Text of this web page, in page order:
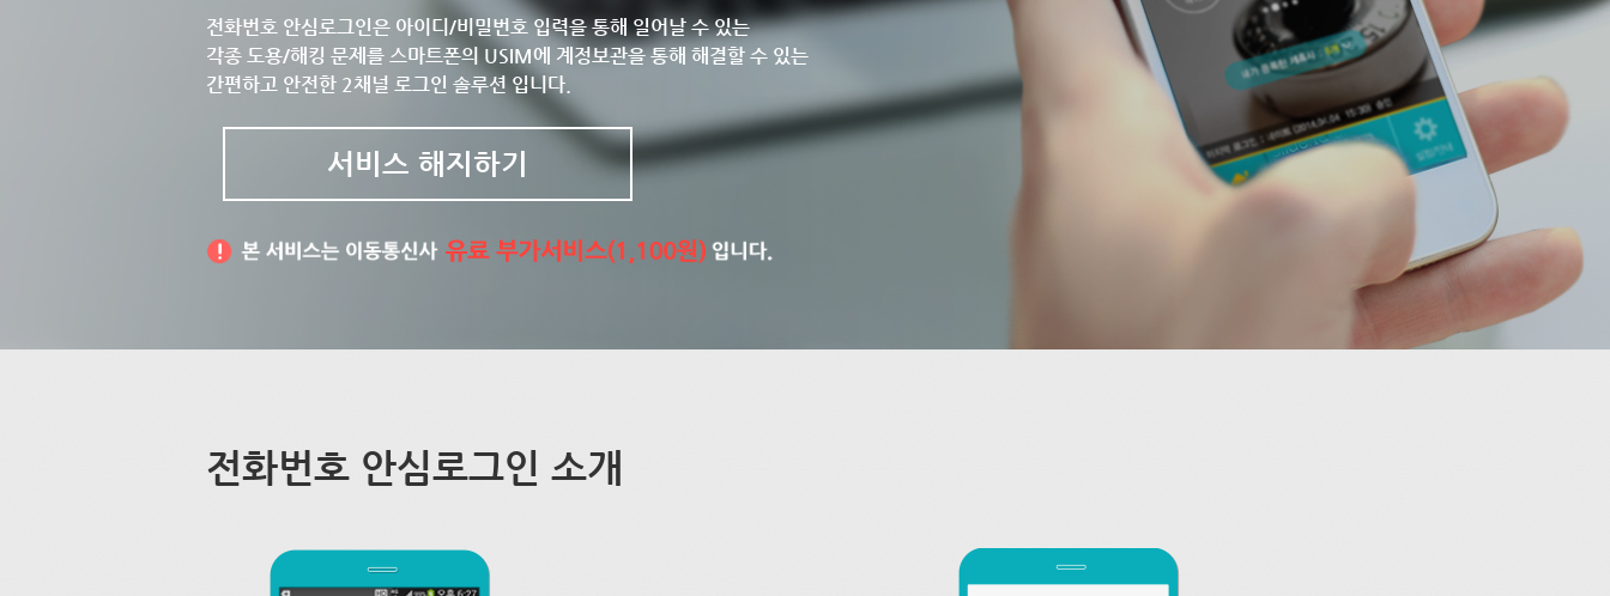
전화번호 안심로그인은 아이디/비밀번호 입력을 통해 일어날 수 있는
각종 도용/해킹 문제를 스마트폰의 USIM에 계정보관을 통해 해결할 수 있는
간편하고 안전한 2채널 로그인 솔루션 입니다.
서비스 해지하기
전화번호 안심로그인 소개